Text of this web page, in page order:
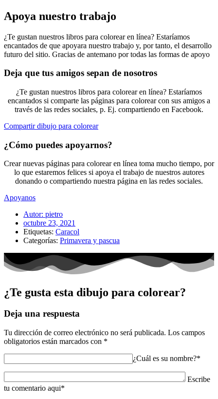
Apoya nuestro trabajo
¿Te gustan nuestros libros para colorear en línea? Estaríamos
encantados de que apoyara nuestro trabajo y, por tanto, el desarrollo
futuro del sitio. Gracias de antemano por todas las formas de apoyo
Deja que tus amigos sepan de nosotros
¿Te gustan nuestros libros para colorear en línea? Estaríamos
encantados si comparte las páginas para colorear con sus amigos a
través de las redes sociales, p. Ej. compartiendo en Facebook.
Compartir dibujo para colorear
¿Cómo puedes apoyarnos?
Crear nuevas páginas para colorear en línea toma mucho tiempo, por
lo que estaremos felices si apoya el trabajo de nuestros autores
donando o compartiendo nuestra página en las redes sociales.
Apoyanos
Autor: pietro
octubre 23, 2021
Etiquetas: Caracol
Categorías: Primavera y pascua
¿Te gusta esta dibujo para colorear?
Deja una respuesta
Tu dirección de correo electrónico no será publicada. Los campos
obligatorios están marcados con *
¿Cuál es su nombre?*
Escribe
tu comentario aqui*